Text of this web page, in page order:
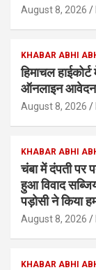
August 8, 2026
KHABAR ABHI
हिमाचल
ऑनलाइन आवेदन
August 8, 2026
KHABAR ABHI
चंबा में दंपती पर
हुआ विवाद
पड़ोसी ने किया
August 8, 2026
KHABAR ABHI